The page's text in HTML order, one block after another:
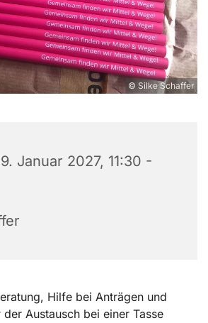
© Silke Schaffer
Januar 2027, 11:30 -
Hilfe bei Anträgen und
Austausch bei einer Tasse